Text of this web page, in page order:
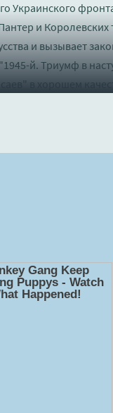
Украинского
и Королевских
и вызывает
й. Триумф в
в хорошем